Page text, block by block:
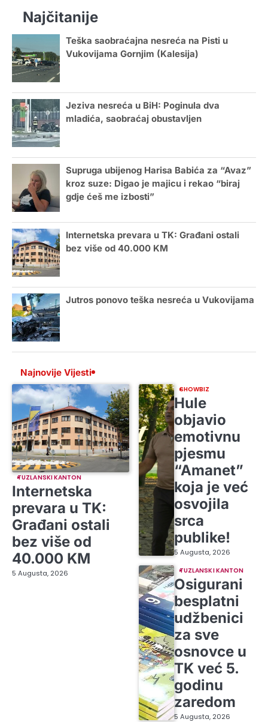
Najčitanije
Teška saobraćajna nesreća na Pisti u
Vukovijama Gornjim (Kalesija)
Jeziva nesreća u BiH: Poginula dva
mladića, saobraćaj obustavljen
Supruga ubijenog Harisa Babića za “Avaz”
kroz suze: Digao je majicu i rekao “biraj
gdje ćeš me izbosti”
Internetska prevara u TK: Građani ostali
bez više od 40.000 KM
Jutros ponovo teška nesreća u Vukovijama
Najnovije Vijesti
TUZLANSKI KANTON
Internetska
prevara u TK:
Građani ostali
bez više od
40.000 KM
5 Augusta, 2026
SHOWBIZ
Hule
objavio
emotivnu
pjesmu
“Amanet”
koja je već
osvojila
srca
publike!
5 Augusta, 2026
TUZLANSKI KANTON
Osigurani
besplatni
udžbenici
za sve
osnovce u
TK već 5.
godinu
zaredom
5 Augusta, 2026